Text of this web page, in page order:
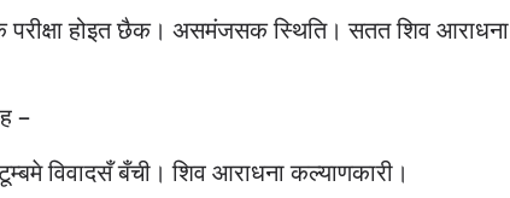
होइत छैक। असमंजसक स्थिति। सतत शिव आराधना
–
विवादसँ बँची। शिव आराधना कल्याणकारी।